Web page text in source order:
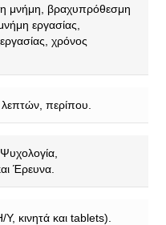
μνήμη, βραχυπρόθεσμη
εργασίας,
χρόνος
περίπου.
Έρευνα.
κινητά και tablets).